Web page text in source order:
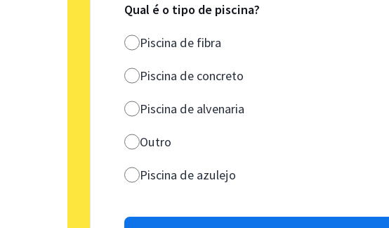
Qual é o tipo de piscina?
Piscina de fibra
Piscina de concreto
Piscina de alvenaria
Outro
Piscina de azulejo